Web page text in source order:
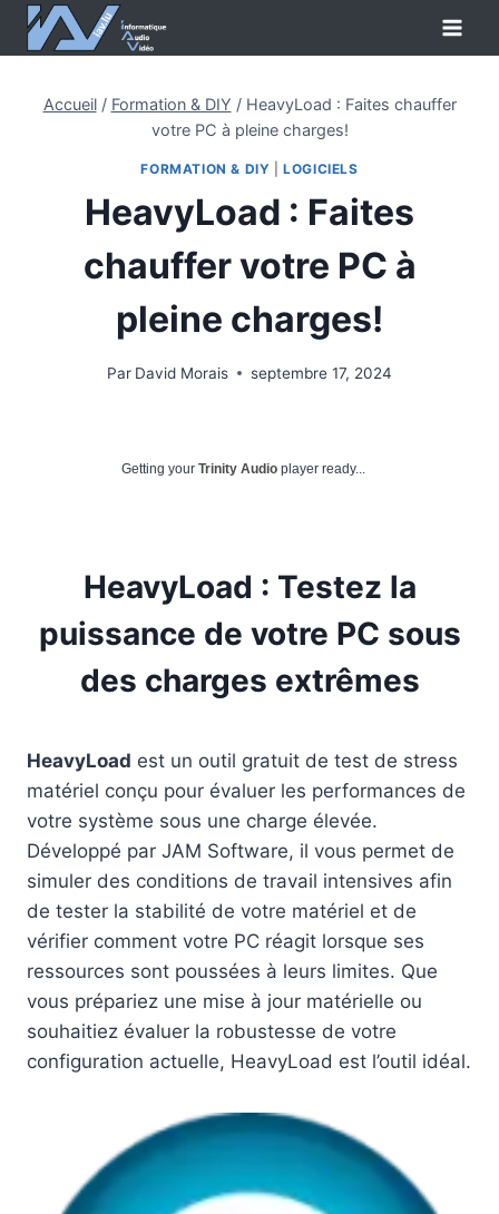
Aller
Accueil / Formation & DIY / HeavyLoad : Faites chauffer
votre PC à pleine charges!
FORMATION & DIY |LOGICIELS
HeavyLoad : Faites
chauffer votre PC à
pleine charges!
Par David Morais septembre 17, 2024
Getting your Trinity Audio player ready...
HeavyLoad : Testez la
puissance de votre PC sous
des charges extrêmes
HeavyLoad est un outil gratuit de test de stress
matériel conçu pour évaluer les performances de
votre système sous une charge élevée.
Développé par JAM Software, il vous permet de
simuler des conditions de travail intensives afin
de tester la stabilité de votre matériel et de
vérifier comment votre PC réagit lorsque ses
ressources sont poussées à leurs limites. Que
vous prépariez une mise à jour matérielle ou
souhaitiez évaluer la robustesse de votre
configuration actuelle, HeavyLoad est l’outil idéal.